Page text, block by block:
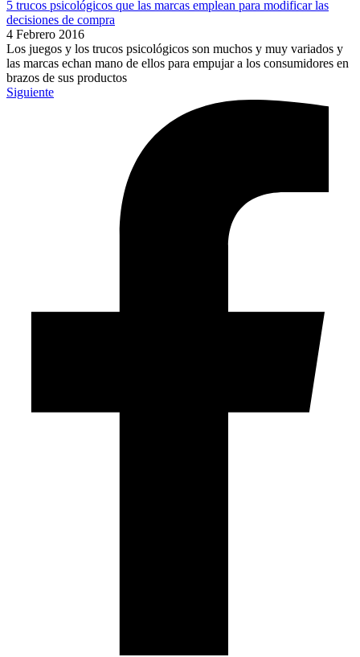
5 trucos psicológicos que las marcas emplean para modificar las
decisiones de compra
4 Febrero 2016
Los juegos y los trucos psicológicos son muchos y muy variados y
las marcas echan mano de ellos para empujar a los consumidores en
brazos de sus productos
Siguiente